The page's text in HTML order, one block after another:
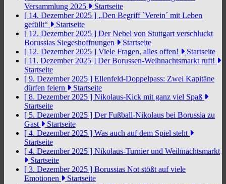
Versammlung 2025
Startseite
[ 14. Dezember 2025 ] „Den Begriff `Verein´ mit Leben
gefüllt“
Startseite
[ 12. Dezember 2025 ] Der Nebel von Stuttgart verschluckt
Borussias Siegeshoffnungen
Startseite
[ 12. Dezember 2025 ] Viele Fragen, alles offen!
Startseite
[ 11. Dezember 2025 ] Der Borussen-Weihnachtsmarkt ruft!
Startseite
[ 9. Dezember 2025 ] Ellenfeld-Doppelpass: Zwei Kapitäne
dürfen feiern
Startseite
[ 8. Dezember 2025 ] Nikolaus-Kick mit ganz viel Spaß
Startseite
[ 5. Dezember 2025 ] Der Fußball-Nikolaus bei Borussia zu
Gast
Startseite
[ 4. Dezember 2025 ] Was auch auf dem Spiel steht
Startseite
[ 4. Dezember 2025 ] Nikolaus-Turnier und Weihnachtsmarkt
Startseite
[ 3. Dezember 2025 ] Borussias Not stößt auf viele
Emotionen
Startseite